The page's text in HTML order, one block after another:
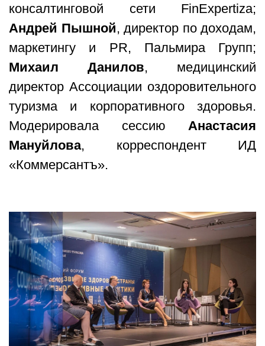
консалтинговой сети FinExpertiza;
Андрей Пышной, директор по доходам,
маркетингу и PR, Пальмира Групп;
Михаил Данилов, медицинский
директор Ассоциации оздоровительного
туризма и корпоративного здоровья.
Модерировала сессию Анастасия
Мануйлова, корреспондент ИД
«Коммерсантъ».